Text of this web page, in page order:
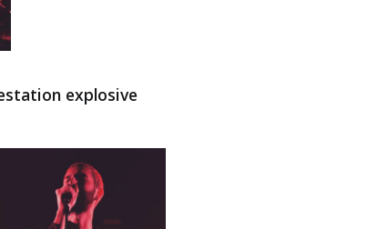
explosive